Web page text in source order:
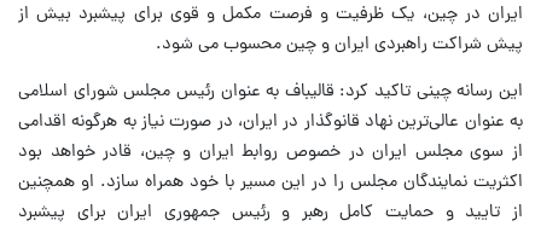
ایران در چین، یک ظرفیت و فرصت مکمل و قوی برای پیشبرد بیش از
پیش شراکت راهبردی ایران و چین محسوب می شود.
این رسانه چینی تاکید کرد: قالیباف به عنوان رئیس مجلس شورای اسلامی
به عنوان عالی‌ترین نهاد قانوگذار در ایران، در صورت نیاز به هرگونه اقدامی
از سوی مجلس ایران در خصوص روابط ایران و چین، قادر خواهد بود
اکثریت نمایندگان مجلس را در این مسیر با خود همراه سازد. او همچنین
از تایید و حمایت کامل رهبر و رئیس جمهوری ایران برای پیشبرد